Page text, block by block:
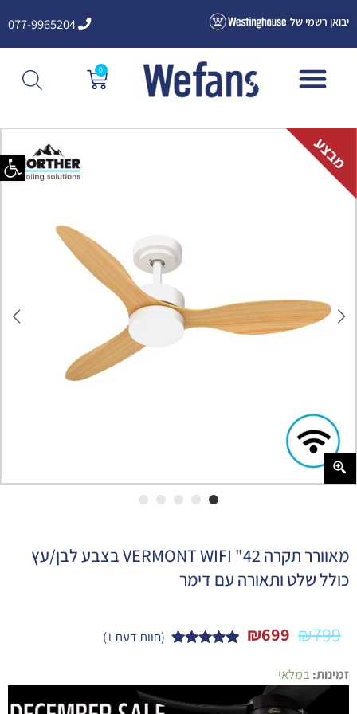
פתח
לתוכן
יבואן רשמי של 077-9965204
0
עגלת
קניות
מאוורר תקרה 42" VERMONT WIFI בצבע לבן/עץ
כולל שלט ותאורה עם דימר
₪799
₪699
לקוחות
(חוות דעת1
)
זמינות: במלאיכמות
של
מאוורר
תקרה